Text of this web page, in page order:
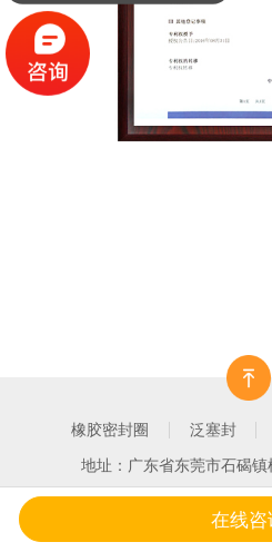
橡胶密封圈 泛塞封
地址：广东省东莞市石碣
产品中心在线咨